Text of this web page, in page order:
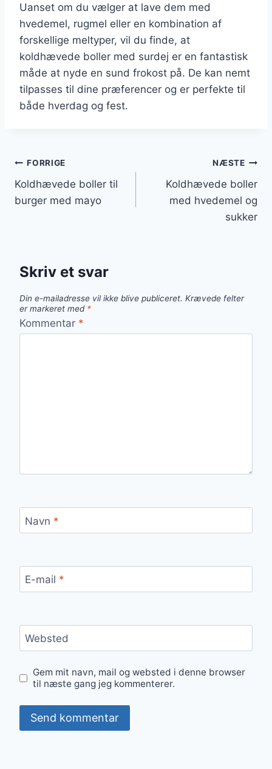
Uanset om du vælger at lave dem med
hvedemel, rugmel eller en kombination af
forskellige meltyper, vil du finde, at
koldhævede boller med surdej er en fantastisk
måde at nyde en sund frokost på. De kan nemt
tilpasses til dine præferencer og er perfekte til
både hverdag og fest.
Indlægsnavigation
FORRIGE
Koldhævede boller til
burger med mayo
NÆSTE
Koldhævede boller
med hvedemel og
sukker
Skriv et svar
Din e-mailadresse vil ikke blive publiceret. Krævede felter
er markeret med *
Kommentar *
Navn *
E-mail *
Websted
Gem mit navn, mail og websted i denne browser
til næste gang jeg kommenterer.